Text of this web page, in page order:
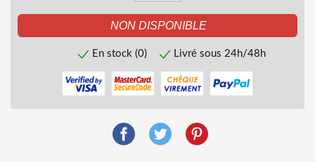
En stock (0) Livré sous 24h/48h